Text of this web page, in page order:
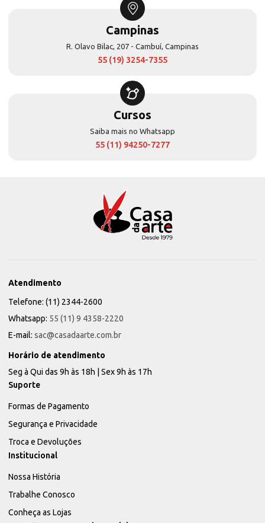
Campinas
R. Olavo Bilac, 207 - Cambuí, Campinas
55 (19) 3254-7355
Cursos
Saiba mais no Whatsapp
55 (11) 94250-7277
Atendimento
Telefone: (11) 2344-2600
Whatsapp: 55 (11) 9 4358-2220
E-mail: sac@casadaarte.com.br
Horário de atendimento
Seg à Qui das 9h às 18h | Sex 9h às 17h
Suporte
Formas de Pagamento
Segurança e Privacidade
Troca e Devoluções
Institucional
Nossa História
Trabalhe Conosco
Conheça as Lojas